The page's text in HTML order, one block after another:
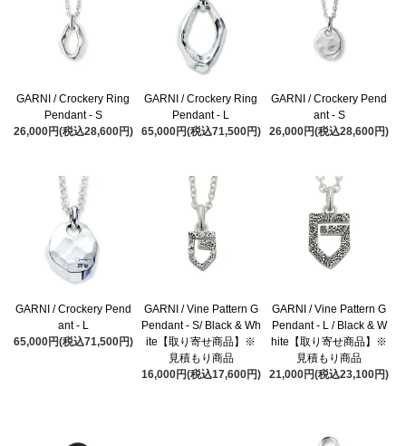
GARNI / Crockery Ring
Pendant - S
26,000円(税込28,600円)
GARNI / Crockery Ring
Pendant - L
65,000円(税込71,500円)
GARNI / Crockery Pend
ant - S
26,000円(税込28,600円)
GARNI / Crockery Pend
ant - L
65,000円(税込71,500円)
GARNI / Vine Pattern G
Pendant - S/ Black & Wh
ite【取り寄せ商品】※
見積もり商品
16,000円(税込17,600円)
GARNI / Vine Pattern G
Pendant - L / Black & W
hite【取り寄せ商品】※
見積もり商品
21,000円(税込23,100円)